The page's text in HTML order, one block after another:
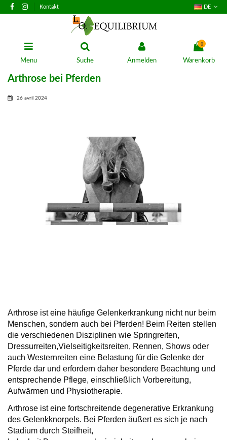
Kontakt DE
Menu Suche Anmelden
0
Warenkorb
Arthrose bei Pferden
26 avril 2024
Arthrose ist eine häufige Gelenkerkrankung nicht nur beim
Menschen, sondern auch bei Pferden! Beim Reiten stellen
die verschiedenen Disziplinen wie Springreiten,
Dressurreiten,Vielseitigkeitsreiten, Rennen, Shows oder
auch Westernreiten eine Belastung für die Gelenke der
Pferde dar und erfordern daher besondere Beachtung und
entsprechende Pflege, einschließlich Vorbereitung,
Aufwärmen und Physiotherapie.
Arthrose ist eine fortschreitende degenerative Erkrankung
des Gelenkknorpels. Bei Pferden äußert es sich je nach
Stadium durch Steifheit,